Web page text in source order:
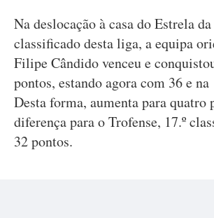
Na deslocação à casa do Estrela
classificado desta liga, a equipa
Filipe Cândido venceu e
pontos, estando agora com 36 e na
Desta forma, aumenta para quatro
diferença para o Trofense, 17.º
32 pontos.